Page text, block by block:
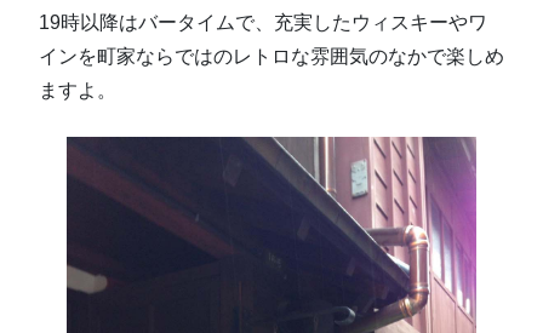
19時以降はバータイムで、充実したウィスキーやワ
インを町家ならではのレトロな雰囲気のなかで楽しめ
ますよ。